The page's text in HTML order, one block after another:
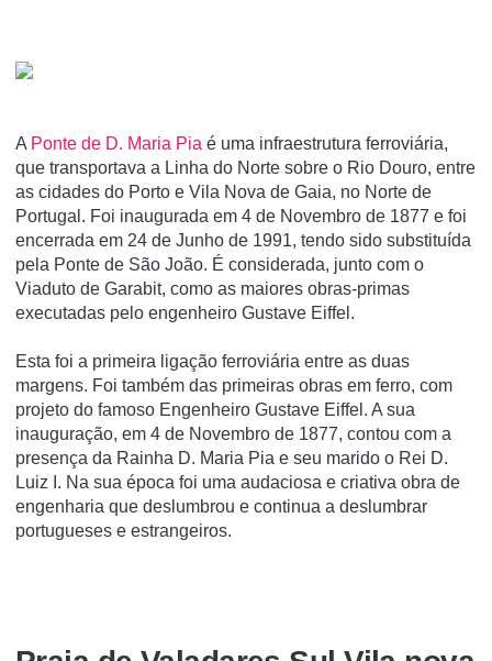
A Ponte de D. Maria Pia é uma infraestrutura ferroviária,
que transportava a Linha do Norte sobre o Rio Douro, entre
as cidades do Porto e Vila Nova de Gaia, no Norte de
Portugal. Foi inaugurada em 4 de Novembro de 1877 e foi
encerrada em 24 de Junho de 1991, tendo sido substituí­da
pela Ponte de São João. É considerada, junto com o
Viaduto de Garabit, como as maiores obras-primas
executadas pelo engenheiro Gustave Eiffel.
Esta foi a primeira ligação ferroviária entre as duas
margens. Foi também das primeiras obras em ferro, com
projeto do famoso Engenheiro Gustave Eiffel. A sua
inauguração, em 4 de Novembro de 1877, contou com a
presença da Rainha D. Maria Pia e seu marido o Rei D.
Luiz I. Na sua época foi uma audaciosa e criativa obra de
engenharia que deslumbrou e continua a deslumbrar
portugueses e estrangeiros.